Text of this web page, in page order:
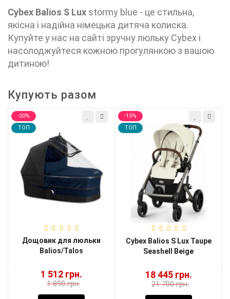
Cybex Balios S Lux stormy blue - це стильна,
якісна і надійна німецька дитяча колиска.
Купуйте у нас на сайті зручну люльку Cybex і
насолоджуйтеся кожною прогулянкою з вашою
дитиною!
Купують разом
-20%
TOП
Дощовик для люльки
Balios/Talos
1 512 грн.
1 890 грн.
-15%
TOП
Cybex Balios S Lux Taupe
Seashell Beige
18 445 грн.
21 700 грн.